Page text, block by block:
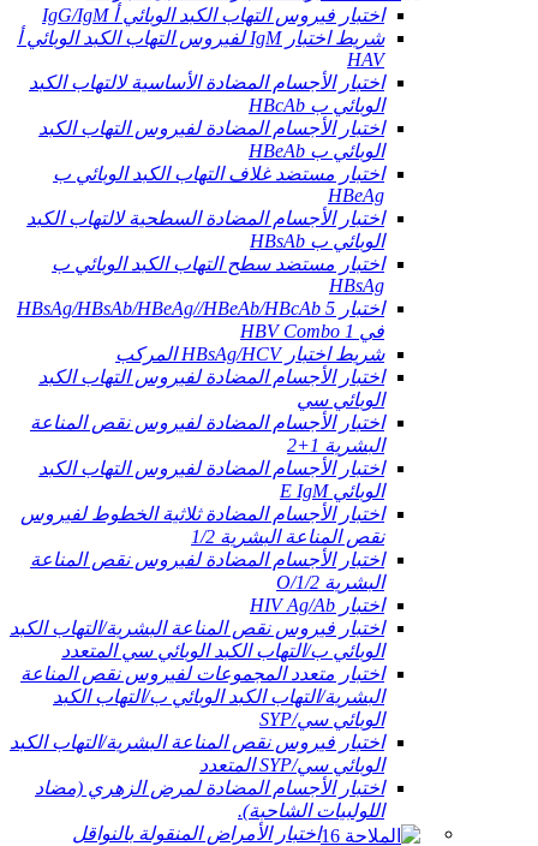
اختبار فيروس التهاب الكبد الوبائي أ IgG/IgM
شريط اختبار IgM لفيروس التهاب الكبد الوبائي أ
HAV
اختبار الأجسام المضادة الأساسية لالتهاب الكبد
الوبائي ب HBcAb
اختبار الأجسام المضادة لفيروس التهاب الكبد
الوبائي ب HBeAb
اختبار مستضد غلاف التهاب الكبد الوبائي ب
HBeAg
اختبار الأجسام المضادة السطحية لالتهاب الكبد
الوبائي ب HBsAb
اختبار مستضد سطح التهاب الكبد الوبائي ب
HBsAg
اختبار HBsAg/HBsAb/HBeAg//HBeAb/HBcAb 5
في 1 HBV Combo
شريط اختبار HBsAg/HCV المركب
اختبار الأجسام المضادة لفيروس التهاب الكبد
الوبائي سي
اختبار الأجسام المضادة لفيروس نقص المناعة
البشرية 1+2
اختبار الأجسام المضادة لفيروس التهاب الكبد
الوبائي E IgM
اختبار الأجسام المضادة ثلاثية الخطوط لفيروس
نقص المناعة البشرية 1/2
اختبار الأجسام المضادة لفيروس نقص المناعة
البشرية 1/2/O
اختبار HIV Ag/Ab
اختبار فيروس نقص المناعة البشرية/التهاب الكبد
الوبائي ب/التهاب الكبد الوبائي سي المتعدد
اختبار متعدد المجموعات لفيروس نقص المناعة
البشرية/التهاب الكبد الوبائي ب/التهاب الكبد
الوبائي سي/SYP
اختبار فيروس نقص المناعة البشرية/التهاب الكبد
الوبائي سي/SYP المتعدد
اختبار الأجسام المضادة لمرض الزهري (مضاد
اللولبيات الشاحبة).
اختبار الأمراض المنقولة بالنواقل